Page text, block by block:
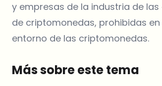
y empresas de la industria de
de criptomonedas, prohibidas
entorno de las criptomonedas.
Más sobre este tema